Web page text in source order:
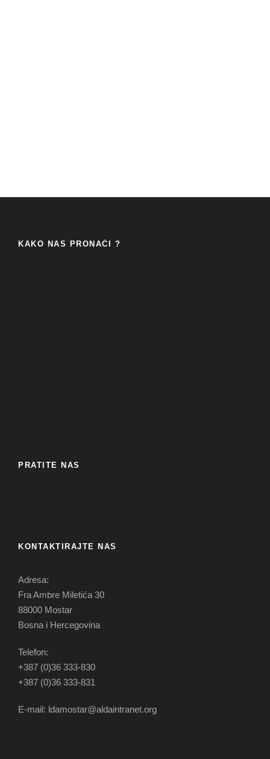
KAKO NAS PRONAĆI ?
PRATITE NAS
KONTAKTIRAJTE NAS
Adresa:
Fra Ambre Miletića 30
88000 Mostar
Bosna i Hercegovina
Telefon:
+387 (0)36 333-830
+387 (0)36 333-831
E-mail: ldamostar@aldaintranet.org